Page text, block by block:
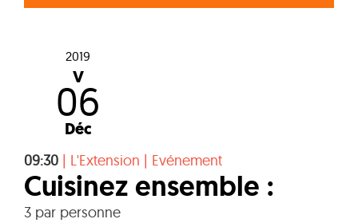
2019
V
06
Déc
09:30 | L'Extension | Evénement
Cuisinez ensemble :
3 par personne